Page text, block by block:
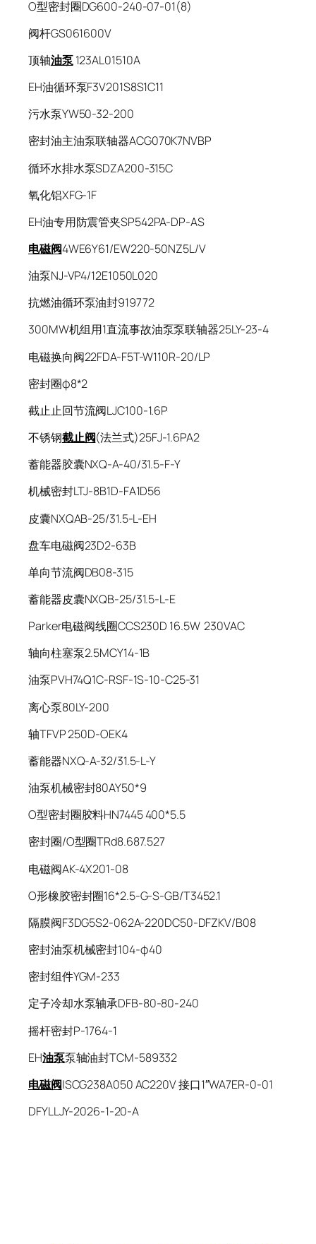
O型密封圈DG600-240-07-01(8)
阀杆GS061600V
顶轴油泵123AL01510A
EH油循环泵F3V201S8S1C11
污水泵YW50-32-200
密封油主油泵联轴器ACG070K7NVBP
循环水排水泵SDZA200-315C
氧化铝XFG-1F
EH油专用防震管夹SP542PA-DP-AS
电磁阀4WE6Y61/EW220-50NZ5L/V
油泵NJ-VP4/12E1050L020
抗燃油循环泵油封919772
300MW机组用1直流事故油泵泵联轴器25LY-23-4
电磁换向阀22FDA-F5T-W110R-20/LP
密封圈φ8*2
截止止回节流阀LJC100-1.6P
不锈钢截止阀(法兰式)25FJ-1.6PA2
蓄能器胶囊NXQ-A-40/31.5-F-Y
机械密封LTJ-8B1D-FA1D56
皮囊NXQAB-25/31.5-L-EH
盘车电磁阀23D2-63B
单向节流阀DB08-315
蓄能器皮囊NXQB-25/31.5-L-E
Parker电磁阀线圈CCS230D 16.5W 230VAC
轴向柱塞泵2.5MCY14-1B
油泵PVH74Q1C-RSF-1S-10-C25-31
离心泵80LY-200
轴TFVP 250D-OEK4
蓄能器NXQ-A-32/31.5-L-Y
油泵机械密封80AY50*9
O型密封圈胶料HN7445 400*5.5
密封圈/O型圈TRd8.687.527
电磁阀AK-4X201-08
O形橡胶密封圈16*2.5-G-S-GB/T3452.1
隔膜阀F3DG5S2-062A-220DC50-DFZKV/B08
密封油泵机械密封104-φ40
密封组件YGM-233
定子冷却水泵轴承DFB-80-80-240
摇杆密封P-1764-1
EH油泵泵轴油封TCM-589332
电磁阀|SCG238A050 AC220V 接口1″WA7ER-0-01
DFYLLJY-2026-1-20-A